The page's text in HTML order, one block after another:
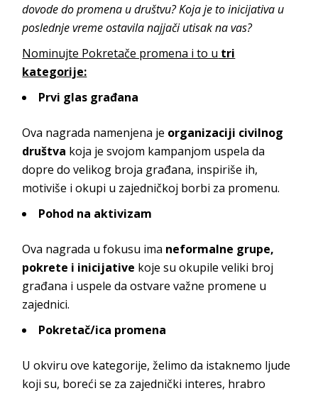
dovode do promena u društvu? Koja je to inicijativa u
poslednje vreme ostavila najjači utisak na vas?
Nominujte Pokretače promena i to u tri
kategorije:
Prvi glas građana
Ova nagrada namenjena je organizaciji civilnog
društva koja je svojom kampanjom uspela da
dopre do velikog broja građana, inspiriše ih,
motiviše i okupi u zajedničkoj borbi za promenu.
Pohod na aktivizam
Ova nagrada u fokusu ima neformalne grupe,
pokrete i inicijative koje su okupile veliki broj
građana i uspele da ostvare važne promene u
zajednici.
Pokretač/ica promena
U okviru ove kategorije, želimo da istaknemo ljude
koji su, boreći se za zajednički interes, hrabro